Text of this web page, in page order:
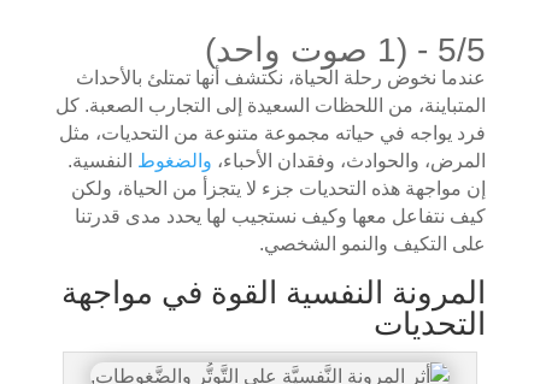
5/5 - (1 صوت واحد)
عندما نخوض رحلة الحياة، نكتشف أنها تمتلئ بالأحداث
المتباينة، من اللحظات السعيدة إلى التجارب الصعبة. كل
فرد يواجه في حياته مجموعة متنوعة من التحديات، مثل
المرض، والحوادث، وفقدان الأحباء، والضغوط النفسية.
إن مواجهة هذه التحديات جزء لا يتجزأ من الحياة، ولكن
كيف نتفاعل معها وكيف نستجيب لها يحدد مدى قدرتنا
على التكيف والنمو الشخصي.
المرونة النفسية القوة في مواجهة
التحديات